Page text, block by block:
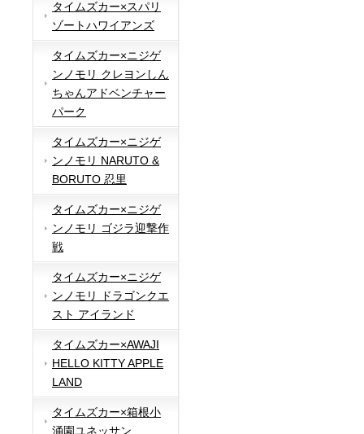
タイムズカー×スパリ
ゾートハワイアンズ
タイムズカー×ニジゲ
ンノモリ クレヨンしん
ちゃんアドベンチャー
パーク
タイムズカー×ニジゲ
ンノモリ NARUTO &
BORUTO 忍里
タイムズカー×ニジゲ
ンノモリ ゴジラ迎撃作
戦
タイムズカー×ニジゲ
ンノモリ ドラゴンクエ
スト アイランド
タイムズカー×AWAJI
HELLO KITTY APPLE
LAND
タイムズカー×箱根小
涌園ユネッサン